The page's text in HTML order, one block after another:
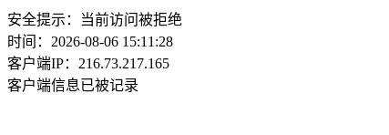
安全提示：当前访问被拒绝
时间：2026-08-06 15:11:28
客户端IP：216.73.217.165
客户端信息已被记录